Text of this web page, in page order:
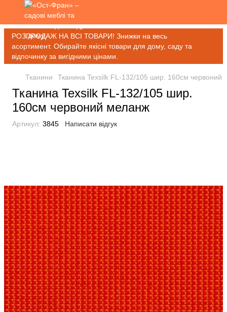
РОЗПРОДАЖ НА ВСІ ТОВАРИ! Знижки на весь
асортимент. Обирайте якісні товари для дому, саду та
відпочинку за вигідними цінами.
Тканини Тканина Texsilk FL-132/105 шир. 160см червоний
Тканина Texsilk FL-132/105 шир.
160см червоний меланж
Артикул: 3845 Написати відгук